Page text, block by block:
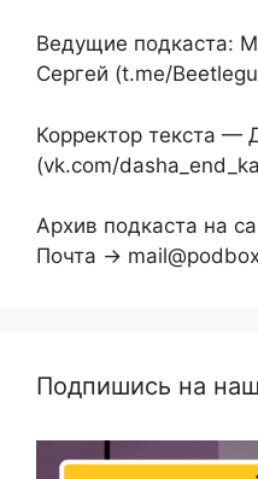
Ведущие подкаста:
Сергей (t.me/
Корректор текста —
(vk.com/
Архив подкаста на
Почта →
Подпишись на